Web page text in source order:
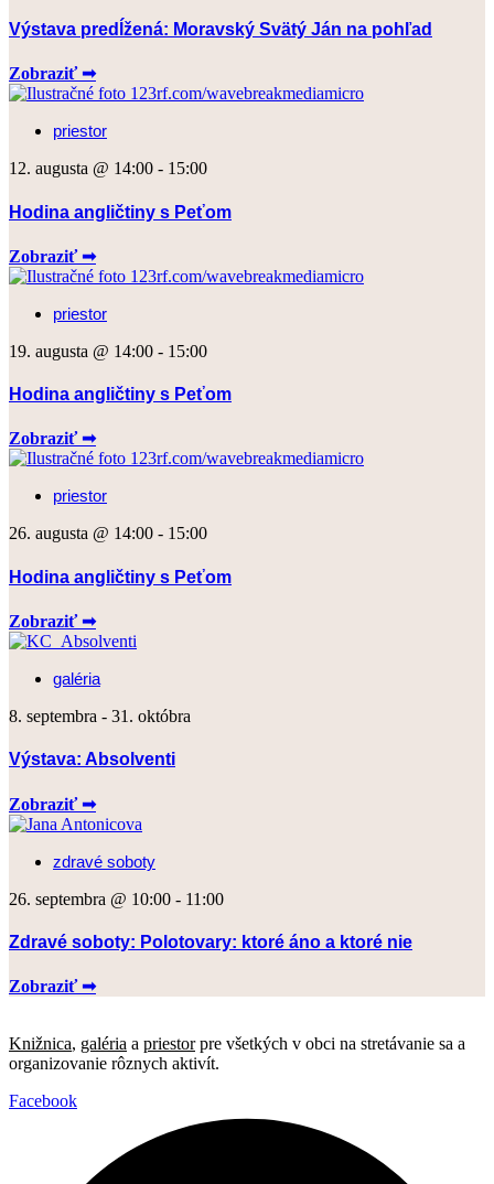
Výstava predĺžená: Moravský Svätý Ján na pohľad
Zobraziť ➟
priestor
12. augusta @ 14:00 - 15:00
Hodina angličtiny s Peťom
Zobraziť ➟
priestor
19. augusta @ 14:00 - 15:00
Hodina angličtiny s Peťom
Zobraziť ➟
priestor
26. augusta @ 14:00 - 15:00
Hodina angličtiny s Peťom
Zobraziť ➟
galéria
8. septembra - 31. októbra
Výstava: Absolventi
Zobraziť ➟
zdravé soboty
26. septembra @ 10:00 - 11:00
Zdravé soboty: Polotovary: ktoré áno a ktoré nie
Zobraziť ➟
Knižnica, galéria a priestorpre všetkých v obci na stretávanie sa a
organizovanie rôznych aktivít.
Facebook